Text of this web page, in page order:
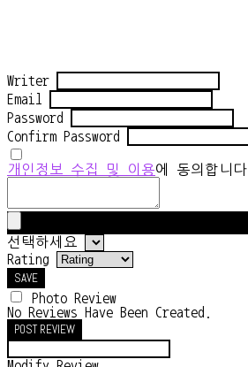
Writer
Email
Password
Confirm Password
개인정보 수집 및 이용에 동의합니다.
선택하세요
Rating
SAVE
Photo Review
No Reviews Have Been Created.
POST REVIEW